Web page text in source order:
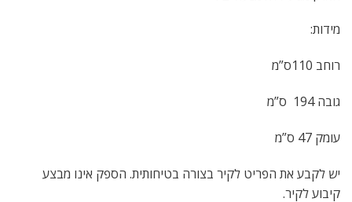
מידות:
רוחב 110ס”מ
גובה 194 ס”מ
עומק 47 ס”מ
יש לקבע את הפריט לקיר בצורה בטיחותית. הספק אינו מבצע
קיבוע לקיר.